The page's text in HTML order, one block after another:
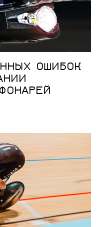
ОШИБОК